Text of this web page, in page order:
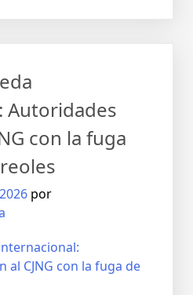
Autoridades
con la fuga
por